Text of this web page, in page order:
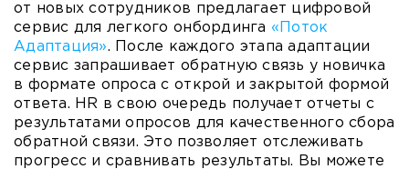
от новых сотрудников предлагает цифровой
сервис для легкого онбординга «Поток
Адаптация». После каждого этапа адаптации
сервис запрашивает обратную связь у новичка
в формате опроса с открой и закрытой формой
ответа. HR в свою очередь получает отчеты с
результатами опросов для качественного сбора
обратной связи. Это позволяет отслеживать
прогресс и сравнивать результаты. Вы можете